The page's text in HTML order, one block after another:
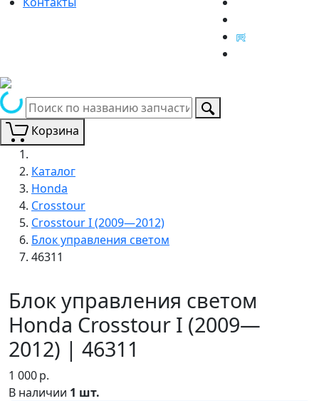
Корзина
Каталог
Honda
Crosstour
Crosstour I (2009—2012)
Блок управления светом
46311
Блок управления светом
Honda Crosstour I (2009—
2012) | 46311
1 000р.
В наличии 1 шт.